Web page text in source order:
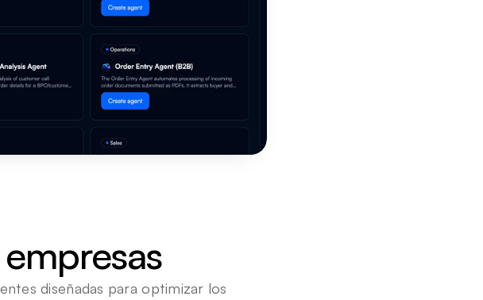
diseñadas para optimizar los